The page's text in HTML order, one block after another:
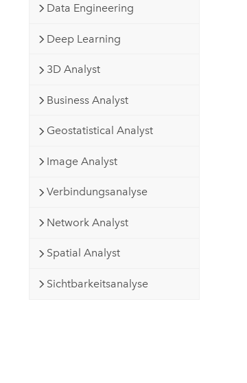
Data Engineering
Deep Learning
3D Analyst
Business Analyst
Geostatistical Analyst
Image Analyst
Verbindungsanalyse
Network Analyst
Spatial Analyst
Sichtbarkeitsanalyse